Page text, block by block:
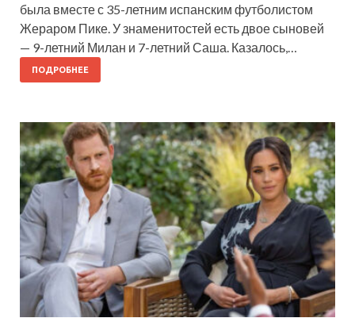
была вместе с 35-летним испанским футболистом
Жераром Пике. У знаменитостей есть двое сыновей
— 9-летний Милан и 7-летний Саша. Казалось,…
ПОДРОБНЕЕ